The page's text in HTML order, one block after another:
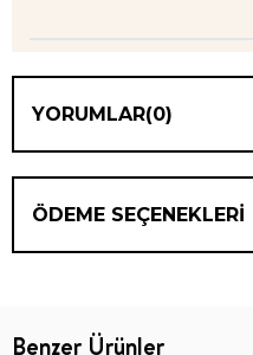
YORUMLAR(0)
ÖDEME SEÇENEKLERI
Benzer Ürünler